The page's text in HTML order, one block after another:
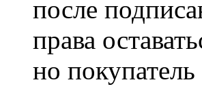
после
права
но